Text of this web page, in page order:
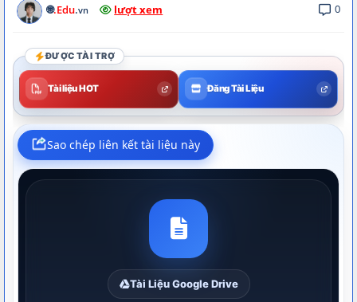
🌐.Edu.vn lượt xem 0
ĐƯỢC TÀI TRỢ
Tài liệu HOT Đăng Tài Liệu